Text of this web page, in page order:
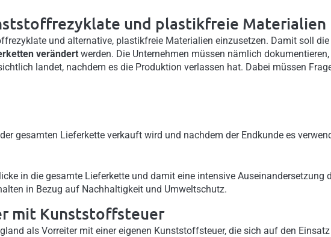
und plastikfreie Materialien
und alternative, plastikfreie Materialien einzusetzen. Damit soll die
verändert werden. Die Unternehmen müssen nämlich dokumentieren,
landet, nachdem es die Produktion verlassen hat. Dabei müssen
gesamten Lieferkette verkauft wird und nachdem der Endkunde es
in die gesamte Lieferkette und damit eine intensive Auseinandersetzung
in Bezug auf Nachhaltigkeit und Umweltschutz.
mit Kunststoffsteuer
als Vorreiter mit einer eigenen Kunststoffsteuer, die sich auf den Einsatz